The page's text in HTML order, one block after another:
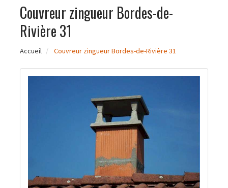
Couvreur zingueur Bordes-de-
Rivière 31
Accueil Couvreur zingueur Bordes-de-Rivière 31